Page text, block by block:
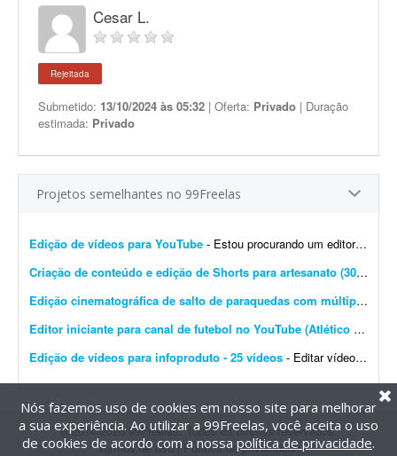
Cesar L.
Rejeitada
Submetido: 13/10/2024 às 05:32 | Oferta: Privado | Duração
estimada: Privado
Projetos semelhantes no 99Freelas
Edição de vídeos para YouTube - Estou procurando um editor de vídeo para editar vídeos longos para YouTube. A edição não precisa ser muito sofisticada. Procuro algo simples, dinâmico e ag...
Criação de conteúdo e edição de Shorts para artesanato (30 vídeos/mês)
Edição cinematográfica de salto de paraquedas com múltiplas câmeras
Editor iniciante para canal de futebol no YouTube (Atlético Mineiro)
Edição de vídeos para infoproduto - 25 vídeos - Editar vídeos para o meu infoproduto/curso online. Deve saber manusear os principais editores de vídeo. - Produção e edição de 25 vídeos. - Experi&...
@2014-2026 99Freelas. Todos os direitos reservados.
Termos de uso| Política de privacidade
Nós fazemos uso de cookies em nosso site para melhorar
a sua experiência. Ao utilizar a 99Freelas, você aceita o uso
de cookies de acordo com a nossa política de privacidade.